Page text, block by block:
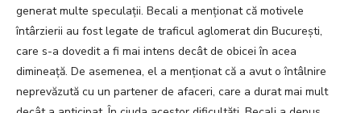
generat multe speculații. Becali a menționat că motivele
întârzierii au fost legate de traficul aglomerat din București,
care s-a dovedit a fi mai intens decât de obicei în acea
dimineață. De asemenea, el a menționat că a avut o întâlnire
neprevăzută cu un partener de afaceri, care a durat mai mult